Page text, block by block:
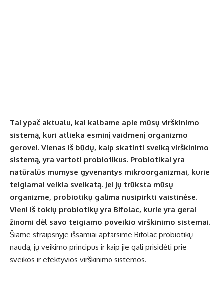
Tai ypač aktualu, kai kalbame apie mūsų virškinimo
sistemą, kuri atlieka esminį vaidmenį organizmo
gerovei. Vienas iš būdų, kaip skatinti sveiką virškinimo
sistemą, yra vartoti probiotikus. Probiotikai yra
natūralūs mumyse gyvenantys mikroorganizmai, kurie
teigiamai veikia sveikatą. Jei jų trūksta mūsų
organizme, probiotikų galima nusipirkti vaistinėse.
Vieni iš tokių probiotikų yra Bifolac, kurie yra gerai
žinomi dėl savo teigiamo poveikio virškinimo sistemai.
Šiame straipsnyje išsamiai aptarsime Bifolac probiotikų
naudą, jų veikimo principus ir kaip jie gali prisidėti prie
sveikos ir efektyvios virškinimo sistemos.